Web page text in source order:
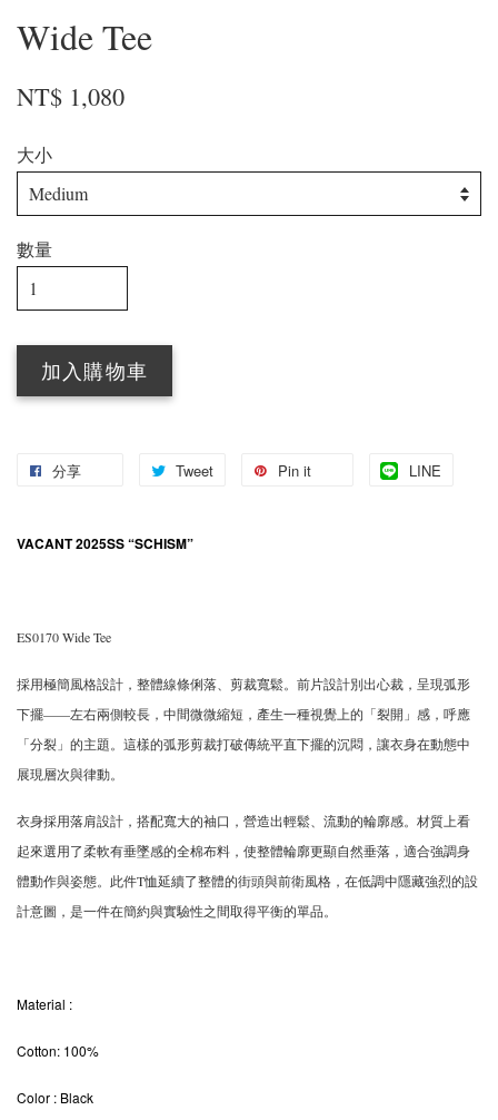
Wide Tee
NT$ 1,080
大小
數量
加入購物車
分享 Tweet Pin it LINE
VACANT 2025SS “SCHISM”
ES0170 Wide Tee
採用極簡風格設計，整體線條俐落、剪裁寬鬆。前片設計別出心裁，呈現弧形
下擺——左右兩側較長，中間微微縮短，產生一種視覺上的「裂開」感，呼應
「分裂」的主題。這樣的弧形剪裁打破傳統平直下擺的沉悶，讓衣身在動態中
展現層次與律動。
衣身採用落肩設計，搭配寬大的袖口，營造出輕鬆、流動的輪廓感。材質上看
起來選用了柔軟有垂墜感的全棉布料，使整體輪廓更顯自然垂落，適合強調身
體動作與姿態。此件T恤延續了整體的街頭與前衛風格，在低調中隱藏強烈的設
計意圖，是一件在簡約與實驗性之間取得平衡的單品。
Material :
Cotton: 100%
Color : Black